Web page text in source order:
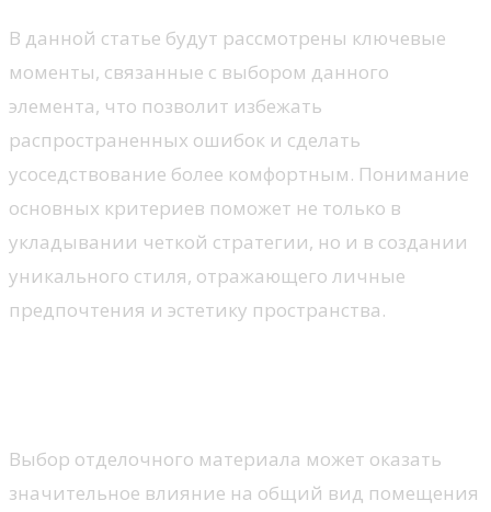
В данной статье будут рассмотрены ключевые
моменты, связанные с выбором данного
элемента, что позволит избежать
распространенных ошибок и сделать
усоседствование более комфортным. Понимание
основных критериев поможет не только в
укладывании четкой стратегии, но и в создании
уникального стиля, отражающего личные
предпочтения и эстетику пространства.
Выбор отделочного материала может оказать
значительное влияние на общий вид помещения